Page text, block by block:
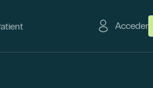
Acceder